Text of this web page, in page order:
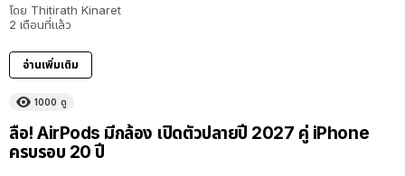
โดย Thitirath Kinaret
2 เดือนที่แล้ว
อ่านเพิ่มเติม
1000 ดู
ลือ! AirPods มีกล้อง เปิดตัวปลายปี 2027 คู่ iPhone
ครบรอบ 20 ปี